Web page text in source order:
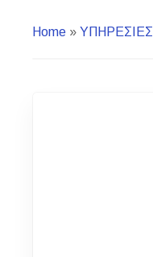
Home » ΥΠΗΡΕΣΙΕΣ